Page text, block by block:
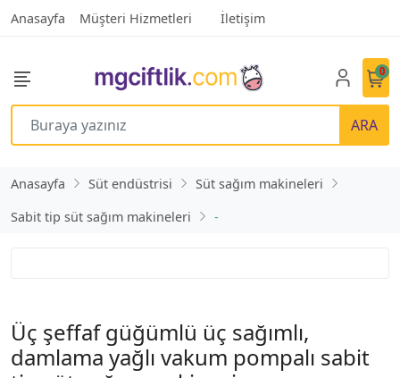
Anasayfa Müşteri Hizmetleri İletişim
ARA
0
Anasayfa Süt endüstrisi
Süt sağım makineleri
Sabit tip süt sağım makineleri
-
Üç şeffaf güğümlü üç sağımlı,
damlama yağlı vakum pompalı sabit